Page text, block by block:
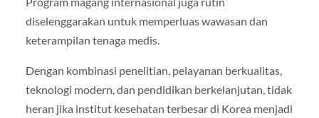
diselenggarakan untuk memperluas wawasan dan
keterampilan tenaga medis.
Dengan kombinasi penelitian, pelayanan berkualitas,
teknologi modern, dan pendidikan berkelanjutan, tidak
heran jika institut kesehatan terbesar di Korea menjadi